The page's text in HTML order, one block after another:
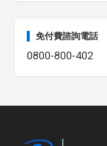
免付費諮詢電話
0800-800-402